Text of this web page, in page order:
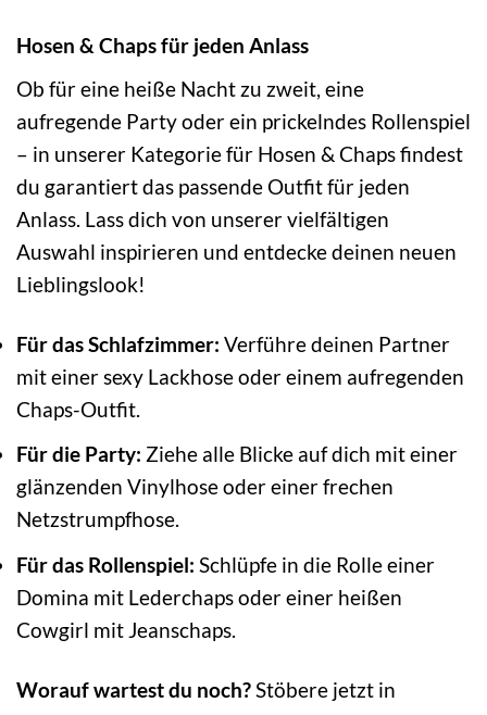
Hosen & Chaps für jeden Anlass
Ob für eine heiße Nacht zu zweit, eine
aufregende Party oder ein prickelndes Rollenspiel
– in unserer Kategorie für Hosen & Chaps findest
du garantiert das passende Outfit für jeden
Anlass. Lass dich von unserer vielfältigen
Auswahl inspirieren und entdecke deinen neuen
Lieblingslook!
Für das Schlafzimmer: Verführe deinen Partner
mit einer sexy Lackhose oder einem aufregenden
Chaps-Outfit.
Für die Party: Ziehe alle Blicke auf dich mit einer
glänzenden Vinylhose oder einer frechen
Netzstrumpfhose.
Für das Rollenspiel: Schlüpfe in die Rolle einer
Domina mit Lederchaps oder einer heißen
Cowgirl mit Jeanschaps.
Worauf wartest du noch?Stöbere jetzt in